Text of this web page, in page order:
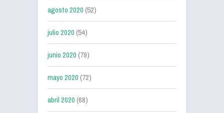
agosto 2020(52)
julio 2020(54)
junio 2020(79)
mayo 2020(72)
abril 2020(68)